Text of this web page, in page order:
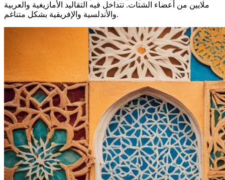
ملايين من أعضاء الشتات. تتداخل فيه التقاليد الأمازيغية والعربية
والأندلسية والإفريقية بشكل متناغم.